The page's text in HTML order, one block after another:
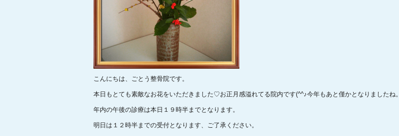
こんにちは、ごとう整骨院です。
本日もとても素敵なお花をいただきました♡お正月感溢れてる院内です(^^♪今年もあと僅かとなりましたね。
年内の午後の診療は本日１９時半までとなります。
明日は１２時半までの受付となります、ご了承ください。